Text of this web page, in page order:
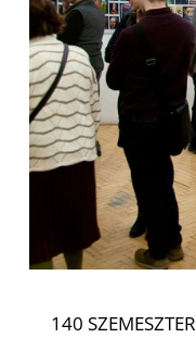
140 SZEMESZTER